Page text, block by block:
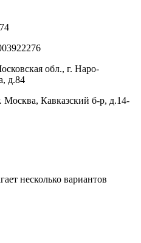
обл., г. Наро-
д.84
Москва, Кавказский б-р, д.14-
несколько вариантов